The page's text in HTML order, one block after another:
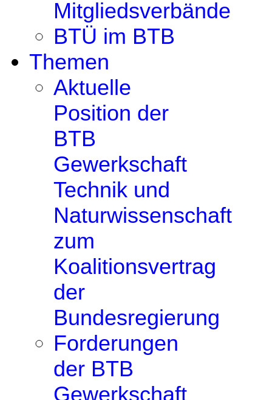
Mitgliedsverbände
BTÜ im BTB
Themen
Aktuelle
Position der
BTB
Gewerkschaft
Technik und
Naturwissenschaft
zum
Koalitionsvertrag
der
Bundesregierung
Forderungen
der BTB
Gewerkschaft